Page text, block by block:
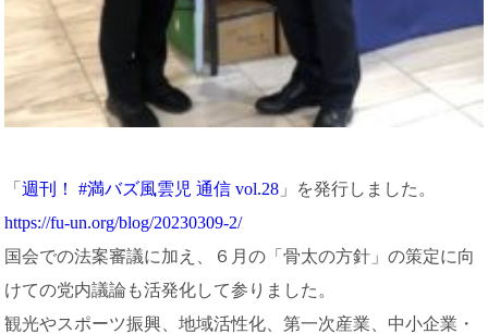
「 週刊！ #満バズ風雲児 通信 vol.28 」を発行しました。
https://fu-un.org/blog/20230309-2/
国会での法案審議に加え、６月の「骨太の方針」の策定に向
けての党内議論も活発化して参りました。
観光やスポーツ振興、地域活性化、第一次産業、中小企業・